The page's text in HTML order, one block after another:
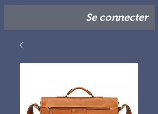
Se connecter